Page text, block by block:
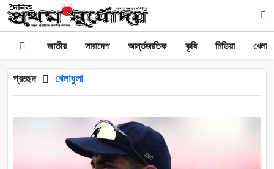
জাতীয় সারাদেশ আর্ন্তজাতিক কৃষি মিডিয়া
প্রচ্ছদ খেলাধুলা